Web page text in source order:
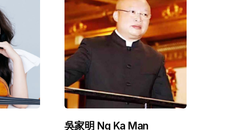
吳家明 Ng Ka Man